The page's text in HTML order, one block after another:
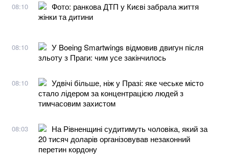
08:10
Фото: ранкова ДТП у Києві забрала життя
жінки та дитини
08:10
У Boeing Smartwings відмовив двигун після
зльоту з Праги: чим усе закінчилось
08:10
Удвічі більше, ніж у Празі: яке чеське місто
стало лідером за концентрацією людей з
тимчасовим захистом
08:03
На Рівненщині судитимуть чоловіка, який за
20 тисяч доларів організовував незаконний
перетин кордону